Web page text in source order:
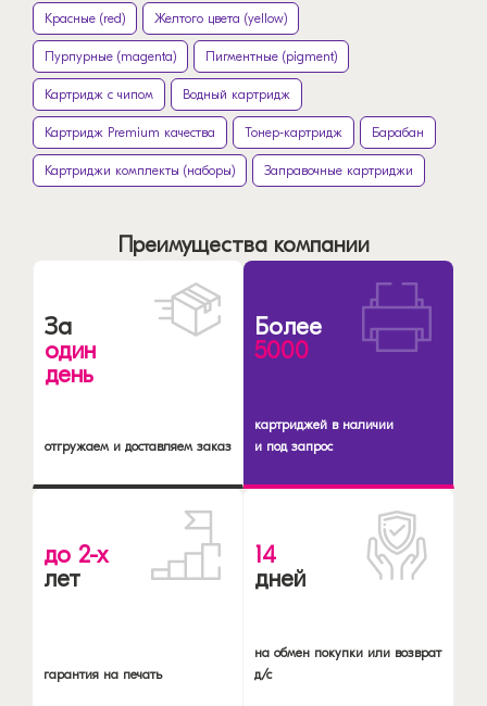
Красные (red) Желтого цвета (yellow)
Пурпурные (magenta) Пигментные (pigment)
Картридж с чипом Водный картридж
Картридж Premium качества Тонер-картридж Барабан
Картриджи комплекты (наборы) Заправочные картриджи
Преимущества компании
За
один
день
отгружаем и доставляем заказ
Более
5000
картриджей в наличии
и под запрос
до 2-х
лет
гарантия на печать
14
дней
на обмен покупки или возврат
д/с